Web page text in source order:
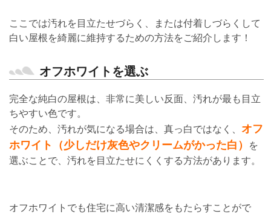
ここでは汚れを目立たせづらく、または付着しづらくして
白い屋根を綺麗に維持するための方法をご紹介します！
オフホワイトを選ぶ
完全な純白の屋根は、非常に美しい反面、汚れが最も目立
ちやすい色です。
そのため、汚れが気になる場合は、真っ白ではなく、 オフ
ホワイト（少しだけ灰色やクリームがかった白）
を
選ぶことで、汚れを目立たせにくくする方法があります。
オフホワイトでも住宅に高い清潔感をもたらすことがで